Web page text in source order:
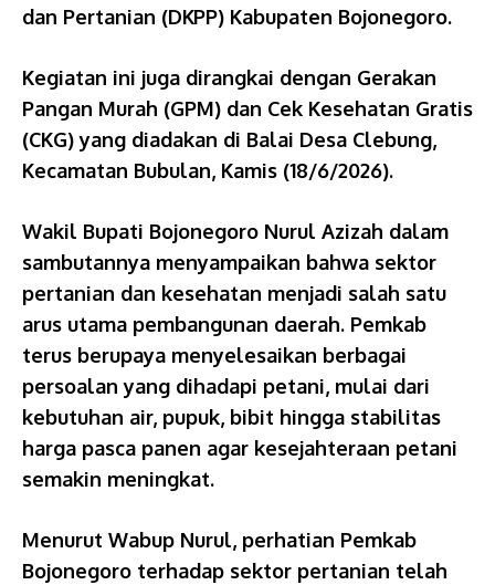
dan Pertanian (DKPP) Kabupaten Bojonegoro.
Kegiatan ini juga dirangkai dengan Gerakan
Pangan Murah (GPM) dan Cek Kesehatan Gratis
(CKG) yang diadakan di Balai Desa Clebung,
Kecamatan Bubulan, Kamis (18/6/2026).
Wakil Bupati Bojonegoro Nurul Azizah dalam
sambutannya menyampaikan bahwa sektor
pertanian dan kesehatan menjadi salah satu
arus utama pembangunan daerah. Pemkab
terus berupaya menyelesaikan berbagai
persoalan yang dihadapi petani, mulai dari
kebutuhan air, pupuk, bibit hingga stabilitas
harga pasca panen agar kesejahteraan petani
semakin meningkat.
Menurut Wabup Nurul, perhatian Pemkab
Bojonegoro terhadap sektor pertanian telah